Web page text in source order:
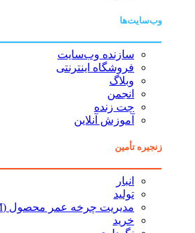
وب‌سایت‌ها
سازنده وب‌سایت
فروشگاه اینترنتی
وبلاگ
انجمن
چت زنده
آموزش آنلاین
زنجیره تأمین
انبار
تولید
مدیریت چرخه عمر محصول (PLM)
خرید